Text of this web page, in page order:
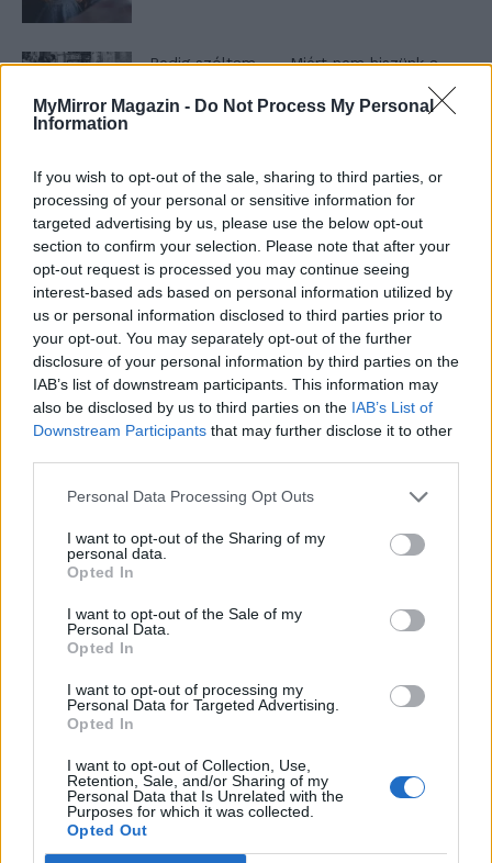
MyMirror Magazin - Do Not Process My Personal
Information
If you wish to opt-out of the sale, sharing to third parties, or
processing of your personal or sensitive information for
targeted advertising by us, please use the below opt-out
section to confirm your selection. Please note that after your
opt-out request is processed you may continue seeing
interest-based ads based on personal information utilized by
us or personal information disclosed to third parties prior to
your opt-out. You may separately opt-out of the further
disclosure of your personal information by third parties on the
IAB’s list of downstream participants. This information may
also be disclosed by us to third parties on the IAB’s List of
Downstream Participants that may further disclose it to other
Personal Data Processing Opt Outs
I want to opt-out of the Sharing of my
personal data.
Opted In
I want to opt-out of the Sale of my
Personal Data.
Opted In
I want to opt-out of processing my
Personal Data for Targeted Advertising.
Opted In
I want to opt-out of Collection, Use,
Retention, Sale, and/or Sharing of my
Personal Data that Is Unrelated with the
Purposes for which it was collected.
Opted Out
Pedig szóltam… – Miért nem hiszünk a
A legidegesítőbb kifejezések laza
Elyna Robbs: Adéle és az örökölt árnyak
13. rész
Woody Allen megosztó zsenialitása
Panna és a szép szerelmek mítosza 3.
Képtelenek vagyunk felnőni a felnőtt élet
kihívásaihoz?